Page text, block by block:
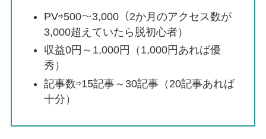
PV⇨500～3,000（2か月のアクセス数が
3,000超えていたら脱初心者）
収益0円～1,000円（1,000円あれば優
秀）
記事数⇨15記事～30記事（20記事あれば
十分）